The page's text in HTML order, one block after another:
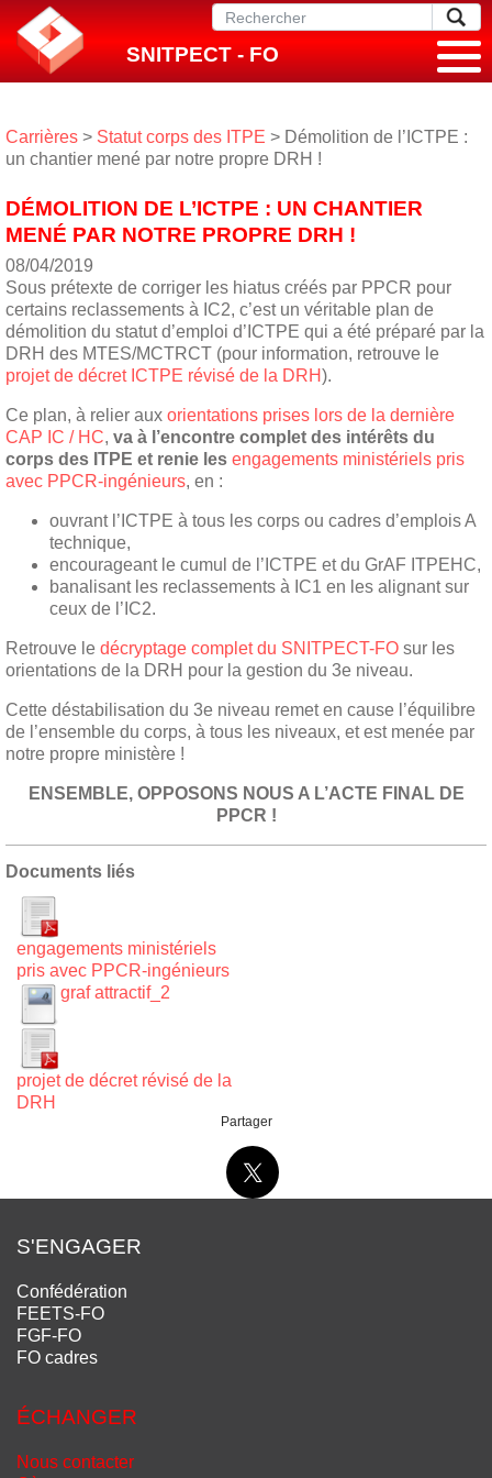
SNITPECT - FO
Carrières > Statut corps des ITPE > Démolition de l’ICTPE :
un chantier mené par notre propre DRH !
DÉMOLITION DE L’ICTPE : UN CHANTIER
MENÉ PAR NOTRE PROPRE DRH !
08/04/2019
Sous prétexte de corriger les hiatus créés par PPCR pour
certains reclassements à IC2, c’est un véritable plan de
démolition du statut d’emploi d’ICTPE qui a été préparé par la
DRH des MTES/MCTRCT (pour information, retrouve le
projet de décret ICTPE révisé de la DRH).
Ce plan, à relier aux orientations prises lors de la dernière
CAP IC / HC, va à l’encontre complet des intérêts du
corps des ITPE et renie les engagements ministériels pris
avec PPCR-ingénieurs, en :
ouvrant l’ICTPE à tous les corps ou cadres d’emplois A
technique,
encourageant le cumul de l’ICTPE et du GrAF ITPEHC,
banalisant les reclassements à IC1 en les alignant sur
ceux de l’IC2.
Retrouve le décryptage complet du SNITPECT-FO sur les
orientations de la DRH pour la gestion du 3e niveau.
Cette déstabilisation du 3e niveau remet en cause l’équilibre
de l’ensemble du corps, à tous les niveaux, et est menée par
notre propre ministère !
ENSEMBLE, OPPOSONS NOUS A L’ACTE FINAL DE
PPCR !
Documents liés
engagements ministériels
pris avec PPCR-ingénieurs
graf attractif_2
projet de décret révisé de la
DRH
Partager
S'ENGAGER
Confédération
FEETS-FO
FGF-FO
FO cadres
ÉCHANGER
Nous contacter